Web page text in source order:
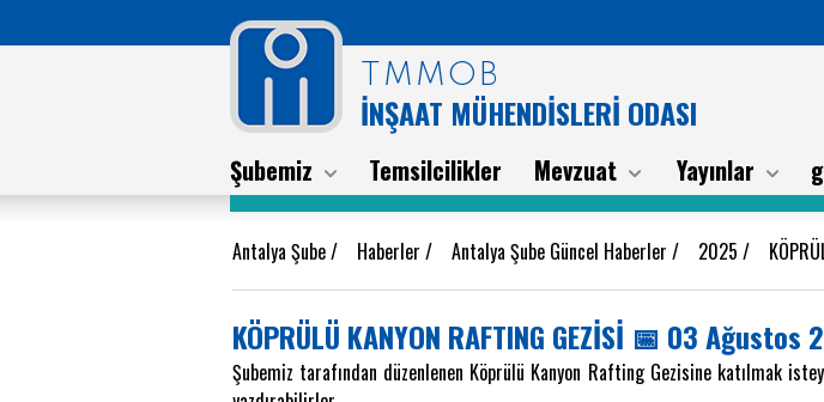
TMMOB
İNŞAAT MÜHENDİSLERİ ODASI
Şubemiz Temsilcilikler Mevzuat Yayınlar
Antalya Şube/ Haberler / Antalya Şube Güncel Haberler / 2025 /
KÖPRÜLÜ KANYON RAFTING GEZİSİ 📅 03
Şubemiz tarafından düzenlenen Köprülü Kanyon Rafting Gezisine katılmak